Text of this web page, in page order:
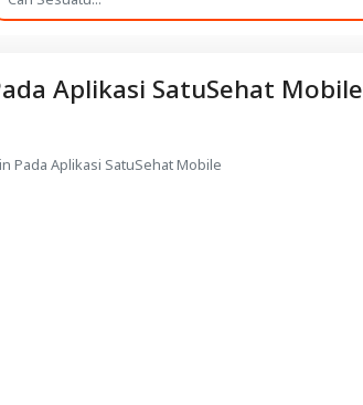
Aplikasi SatuSehat Mobile
Pada Aplikasi SatuSehat Mobile